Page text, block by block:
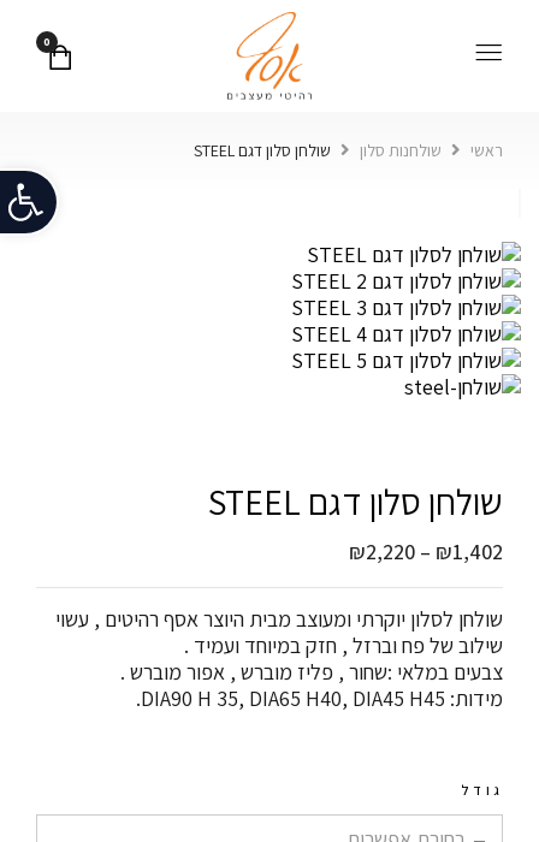
0
ראשי שולחנות סלון שולחן סלון דגם STEEL
שולחן סלון דגם STEEL
₪1,402
–
₪2,220
שולחן לסלון יוקרתי ומעוצב מבית היוצר אסף רהיטים , עשוי
שילוב של פח וברזל , חזק במיוחד ועמיד .
צבעים במלאי :שחור , פליז מוברש , אפור מוברש .
מידות: DIA90 H 35, DIA65 H40, DIA45 H45.
גודל